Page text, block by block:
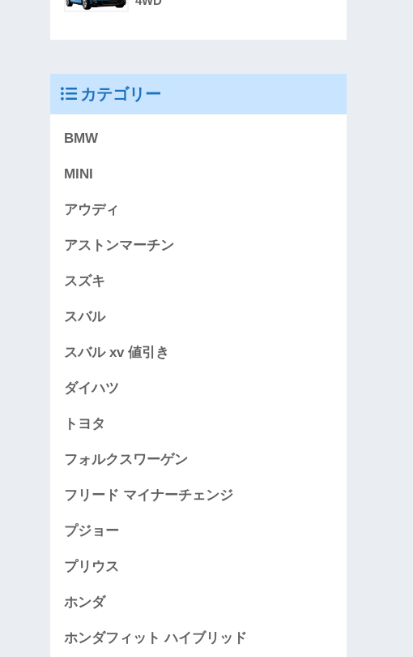
カテゴリー
BMW
MINI
アウディ
アストンマーチン
スズキ
スバル
スバル xv 値引き
ダイハツ
トヨタ
フォルクスワーゲン
フリード マイナーチェンジ
プジョー
プリウス
ホンダ
ホンダフィット ハイブリッド